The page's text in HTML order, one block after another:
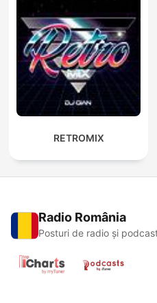
RETROMIX
Radio România
Posturi de radio și